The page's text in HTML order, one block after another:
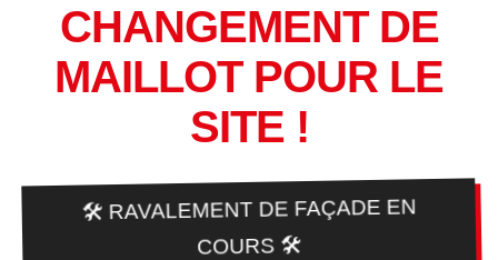
CHANGEMENT DE
MAILLOT POUR LE
SITE !
🛠️ RAVALEMENT DE FAÇADE EN
COURS 🛠️